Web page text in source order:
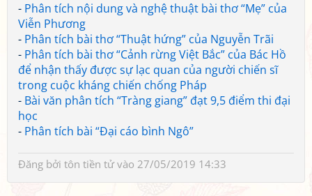
- Phân tích nội dung và nghệ thuật bài thơ “Mẹ” của
Viễn Phương
- Phân tích bài thơ “Thuật hứng” của Nguyễn Trãi
- Phân tích bài thơ “Cảnh rừng Việt Bắc” của Bác Hồ
để nhận thấy được sự lạc quan của người chiến sĩ
trong cuộc kháng chiến chống Pháp
- Bài văn phân tích “Tràng giang” đạt 9,5 điểm thi đại
học
- Phân tích bài “Đại cáo bình Ngô”
Đăng bởi tôn tiền tửvào 27/05/2019 14:33